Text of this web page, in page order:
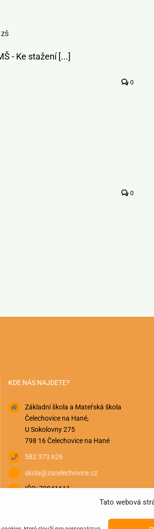
Tato webová
- Ke stažení [...]
0
0
KDE NÁS NAJDETE?
Základní škola a Mateřská škola
Čelechovice na Hané,
U Sokolovny 275
798 16 Čelechovice na Hané
582 373 626
skola@zscelechovice.cz
IČO: 70941611